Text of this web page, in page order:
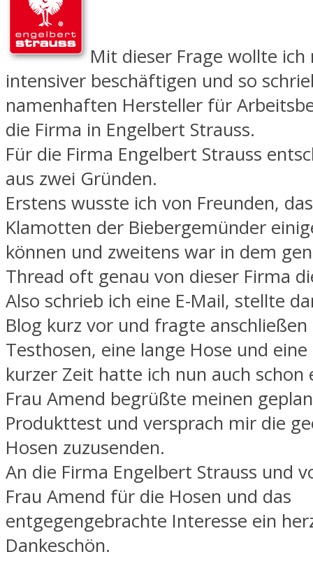
Mit dieser Frage wollte ich
intensiver beschäftigen und so
namenhaften Hersteller für
die Firma in Engelbert Strauss.
Für die Firma Engelbert Strauss
aus zwei Gründen.
Erstens wusste ich von Freunden,
Klamotten der Biebergemünder
können und zweitens war in dem
Thread oft genau von dieser Firma
Also schrieb ich eine E-Mail, stellte
Blog kurz vor und fragte anschließen
Testhosen, eine lange Hose und
kurzer Zeit hatte ich nun auch
Frau Amend begrüßte meinen
Produkttest und versprach mir die
Hosen zuzusenden.
An die Firma Engelbert Strauss und
Frau Amend für die Hosen und das
entgegengebrachte Interesse ein
Dankeschön.